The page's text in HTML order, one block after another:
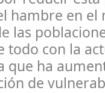
hambre en
las
todo con la
que ha
de